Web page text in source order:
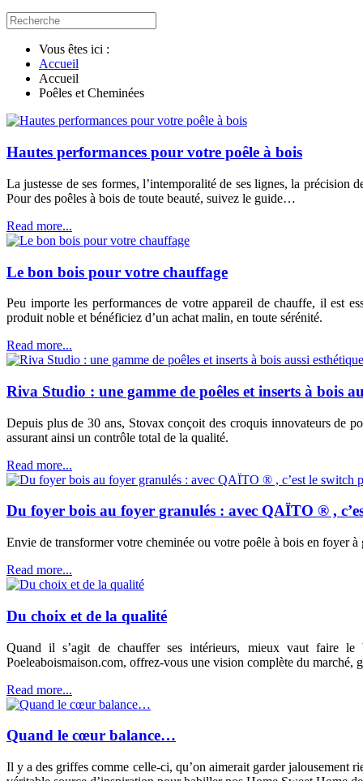
Vous êtes ici :
Accueil
Accueil
Poêles et Cheminées
Hautes performances pour votre poêle à bois
La justesse de ses formes, l’intemporalité de ses lignes, la précision
Pour des poêles à bois de toute beauté, suivez le guide…
Read more...
Le bon bois pour votre chauffage
Peu importe les performances de votre appareil de chauffe, il est
produit noble et bénéficiez d’un achat malin, en toute sérénité.
Read more...
Riva Studio : une gamme de poêles et inserts à bois
Depuis plus de 30 ans, Stovax conçoit des croquis innovateurs de
assurant ainsi un contrôle total de la qualité.
Read more...
Du foyer bois au foyer granulés : avec QAÏTO ® ,
Envie de transformer votre cheminée ou votre poêle à bois en foyer
Read more...
Du choix et de la qualité
Quand il s’agit de chauffer ses intérieurs, mieux vaut faire
Poeleaboismaison.com, offrez-vous une vision complète du marché,
Read more...
Quand le cœur balance…
Il y a des griffes comme celle-ci, qu’on aimerait garder jalousement